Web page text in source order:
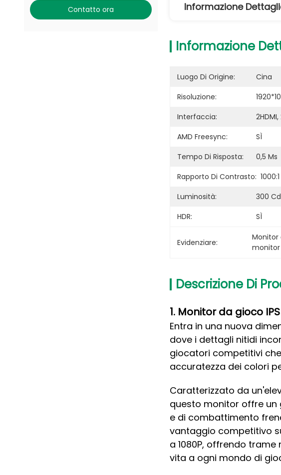
Contatto ora Informazione
Informazione
Luogo Di Origine: Cina
Risoluzione:
Interfaccia:
AMD Freesync:
SÌ
Tempo Di Risposta:
0,5 Ms
Rapporto Di Contrasto: 1000:1
Luminosità:
300
HDR:
SÌ
Evidenziare:
Monitor
Descrizione Di
1. Monitor da gioco
Entra in una nuova
dove i dettagli nitidi
giocatori competitivi
accuratezza dei colori
Caratterizzato da
questo monitor offre un
e di combattimento
vantaggio competitivo
a 1080P, offrendo
vita a ogni mondo di